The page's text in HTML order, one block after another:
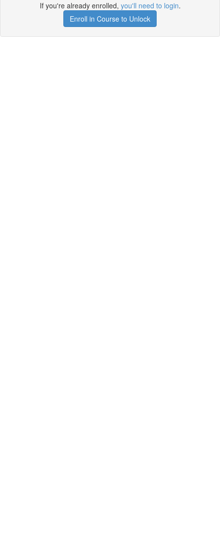
If you're already enrolled, you'll need to login.
Enroll in Course to Unlock